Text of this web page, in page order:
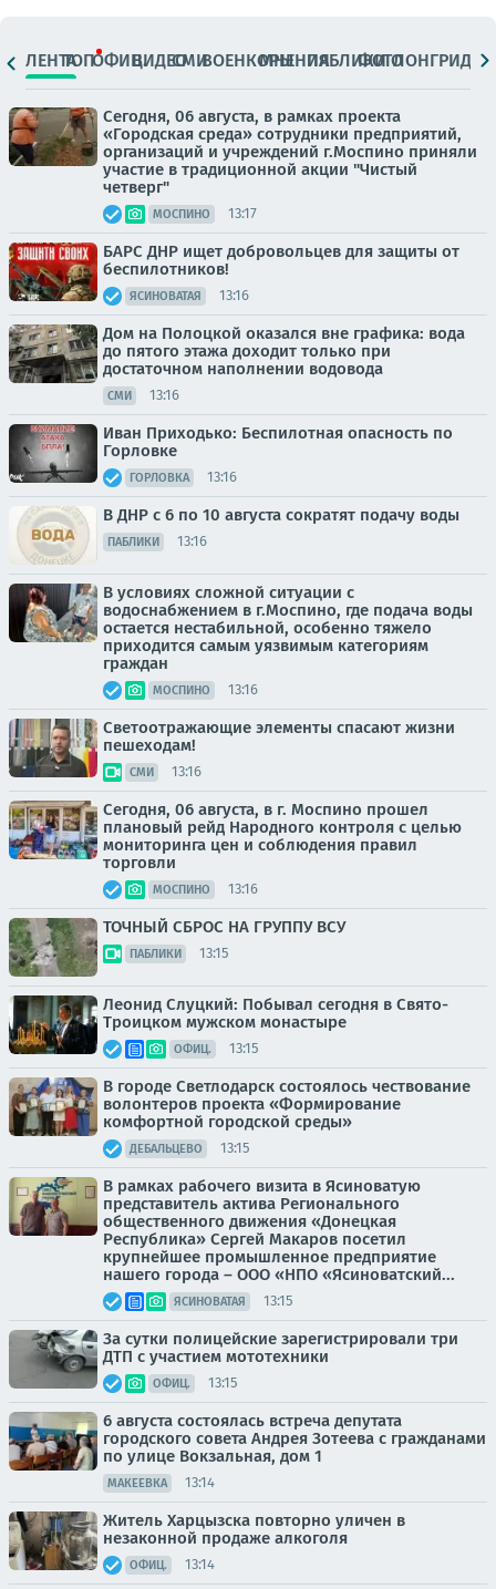
ЛЕНТАТОПОФИЦ.ВИДЕОСМИВОЕНКОРЫМНЕНИЯПАБЛИКИ
ФОТОЛОНГРИДЫ
Сегодня, 06 августа, в рамках проекта
«Городская среда» сотрудники предприятий,
организаций и учреждений г.Моспино приняли
участие в традиционной акции "Чистый
четверг"
МОСПИНО 13:17
БАРС ДНР ищет добровольцев для защиты от
беспилотников!
ЯСИНОВАТАЯ 13:16
Дом на Полоцкой оказался вне графика: вода
до пятого этажа доходит только при
достаточном наполнении водовода
СМИ 13:16
Иван Приходько: Беспилотная опасность по
Горловке
ГОРЛОВКА 13:16
В ДНР с 6 по 10 августа сократят подачу воды
ПАБЛИКИ 13:16
В условиях сложной ситуации с
водоснабжением в г.Моспино, где подача воды
остается нестабильной, особенно тяжело
приходится самым уязвимым категориям
граждан
МОСПИНО 13:16
Светоотражающие элементы спасают жизни
пешеходам!
СМИ 13:16
Сегодня, 06 августа, в г. Моспино прошел
плановый рейд Народного контроля с целью
мониторинга цен и соблюдения правил
торговли
МОСПИНО 13:16
ТОЧНЫЙ СБРОС НА ГРУППУ ВСУ
ПАБЛИКИ 13:15
Леонид Слуцкий: Побывал сегодня в Свято-
Троицком мужском монастыре
ОФИЦ. 13:15
В городе Светлодарск состоялось чествование
волонтеров проекта «Формирование
комфортной городской среды»
ДЕБАЛЬЦЕВО 13:15
В рамках рабочего визита в Ясиноватую
представитель актива Регионального
общественного движения «Донецкая
Республика» Сергей Макаров посетил
крупнейшее промышленное предприятие
нашего города – ООО «НПО «Ясиноватский...
ЯСИНОВАТАЯ 13:15
За сутки полицейские зарегистрировали три
ДТП с участием мототехники
ОФИЦ. 13:15
6 августа состоялась встреча депутата
городского совета Андрея Зотеева с гражданами
по улице Вокзальная, дом 1
МАКЕЕВКА 13:14
Житель Харцызска повторно уличен в
незаконной продаже алкоголя
ОФИЦ. 13:14